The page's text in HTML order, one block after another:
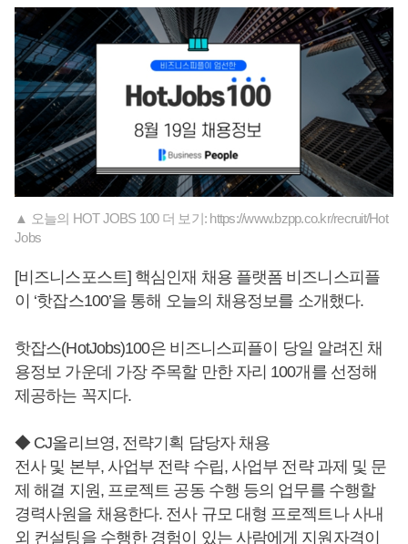
▲ 오늘의 HOT JOBS 100 더 보기: https://www.bzpp.co.kr/recruit/Hot
Jobs
[비즈니스포스트] 핵심인재 채용 플랫폼 비즈니스피플
이 ‘핫잡스100’을 통해 오늘의 채용정보를 소개했다.
핫잡스(HotJobs)100은 비즈니스피플이 당일 알려진 채
용정보 가운데 가장 주목할 만한 자리 100개를 선정해
제공하는 꼭지다.
◆ CJ올리브영, 전략기획 담당자 채용
전사 및 본부, 사업부 전략 수립, 사업부 전략 과제 및 문
제 해결 지원, 프로젝트 공동 수행 등의 업무를 수행할
경력사원을 채용한다. 전사 규모 대형 프로젝트나 사내
외 컨설팅을 수행한 경험이 있는 사람에게 지원자격이